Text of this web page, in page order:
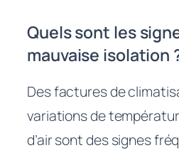
Quels sont les
mauvaise isolation
Des factures de
variations de
d’air sont des signes